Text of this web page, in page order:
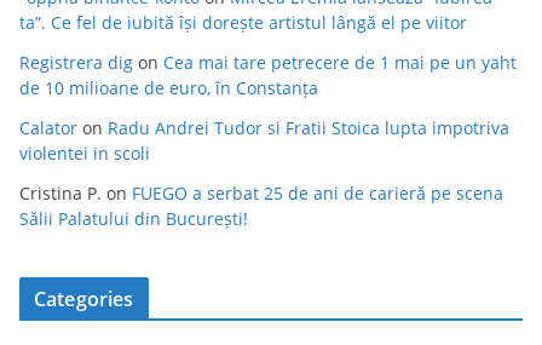
ta”. Ce fel de iubită își dorește artistul lângă el pe viitor
Registrera dig on Cea mai tare petrecere de 1 mai pe un yaht
de 10 milioane de euro, în Constanța
Calator on Radu Andrei Tudor si Fratii Stoica lupta impotriva
violentei in scoli
Cristina P. on FUEGO a serbat 25 de ani de carieră pe scena
Sălii Palatului din București!
Categories